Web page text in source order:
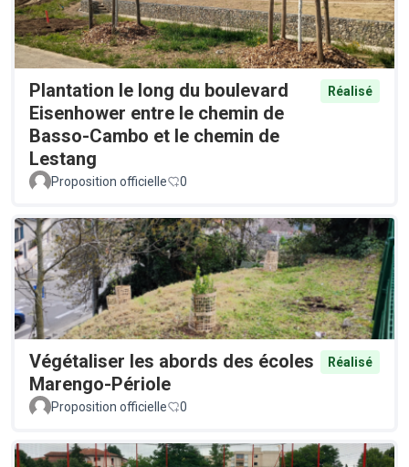
Plantation le long du boulevard
Eisenhower entre le chemin de
Basso-Cambo et le chemin de
Lestang
Réalisé
Proposition officielle 0
Végétaliser les abords des écoles
Marengo-Périole
Réalisé
Proposition officielle 0